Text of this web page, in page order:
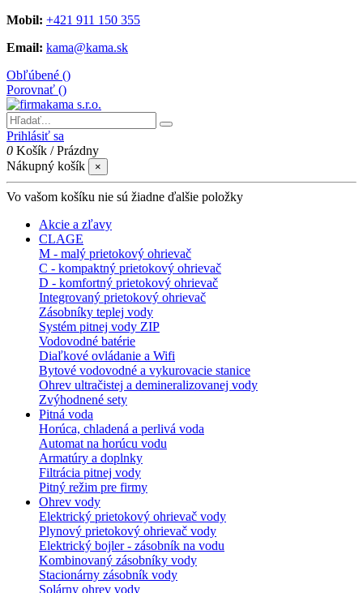
Mobil: +421 911 150 355
Email: kama@kama.sk
Obľúbené ()
Porovnať ()
Prihlásiť sa
0 Košík /Prázdny
Nákupný košík
×
Vo vašom košíku nie sú žiadne ďalšie položky
Akcie a zľavy
CLAGE
M - malý prietokový ohrievač
C - kompaktný prietokový ohrievač
D - komfortný prietokový ohrievač
Integrovaný prietokový ohrievač
Zásobníky teplej vody
Systém pitnej vody ZIP
Vodovodné batérie
Diaľkové ovládanie a Wifi
Bytové vodovodné a vykurovacie stanice
Ohrev ultračistej a demineralizovanej vody
Zvýhodnené sety
Pitná voda
Horúca, chladená a perlivá voda
Automat na horúcu vodu
Armatúry a doplnky
Filtrácia pitnej vody
Pitný režim pre firmy
Ohrev vody
Elektrický prietokový ohrievač vody
Plynový prietokový ohrievač vody
Elektrický bojler - zásobník na vodu
Kombinovaný zásobníky vody
Stacionárny zásobník vody
Solárny ohrev vody